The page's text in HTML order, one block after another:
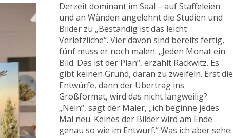
Derzeit dominant im Saal – auf Staffeleien
und an Wänden angelehnt die Studien und
Bilder zu „Beständig ist das leicht
Verletzliche“. Vier davon sind bereits fertig,
fünf muss er noch malen. „Jeden Monat ein
Bild. Das ist der Plan“, erzählt Rackwitz. Es
gibt keinen Grund, daran zu zweifeln. Erst die
Entwürfe, dann der Übertrag ins
Großformat, wird das nicht langweilig?
„Nein“, sagt der Maler, „ich beginne jedes
Mal neu. Keines der Bilder wird am Ende
genau so wie im Entwurf.“ Was ich aber sehe: